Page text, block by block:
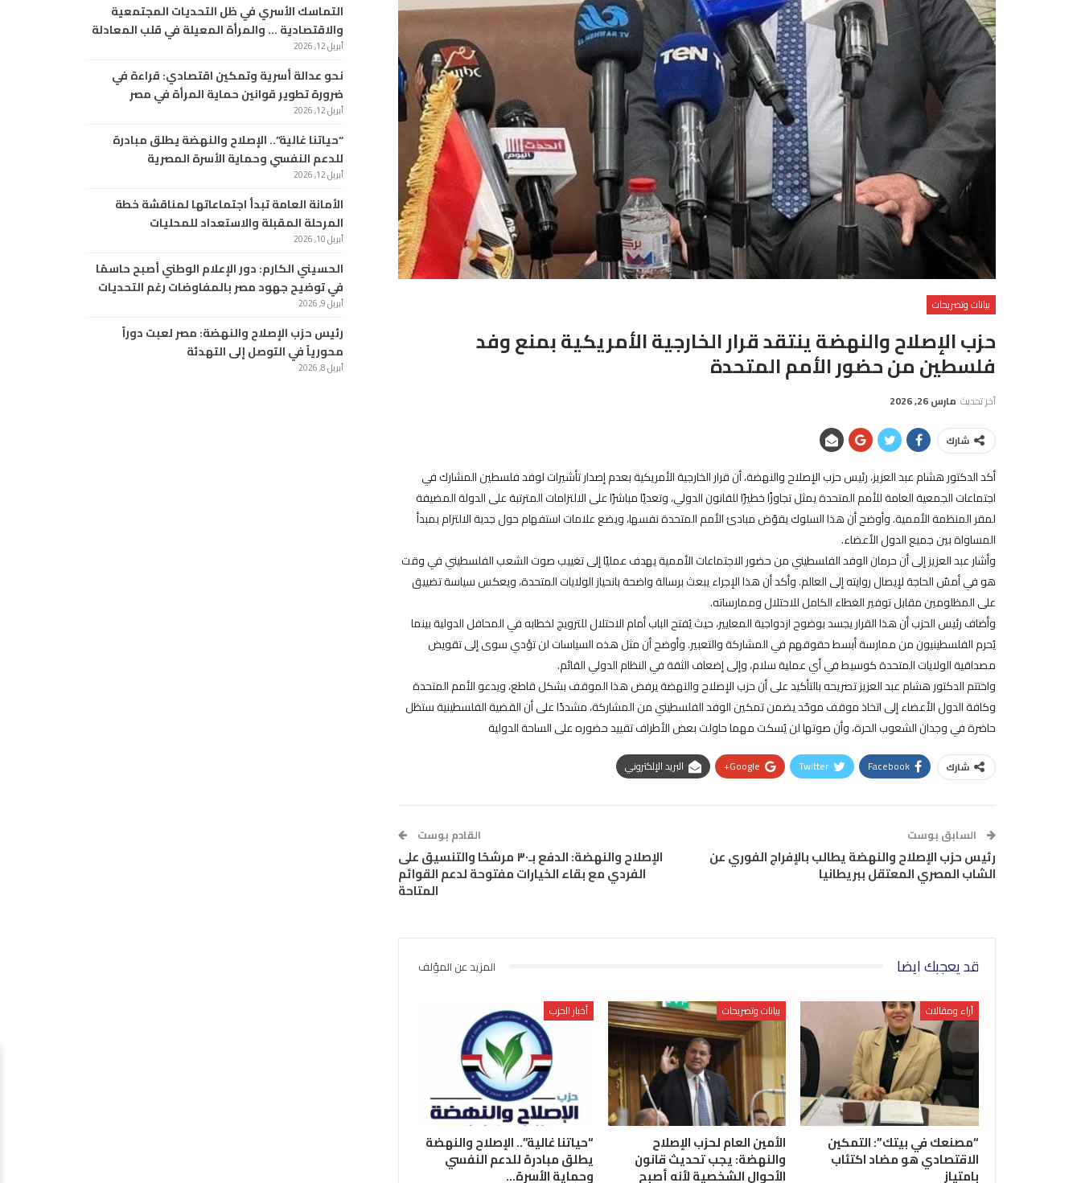
بيانات وتصريحات
حزب الإصلاح والنهضة ينتقد قرار الخارجية الأمريكية بمنع وفد
فلسطين من حضور الأمم المتحدة
آخر تحديث مارس 26, 2026
شارك
أكد الدكتور هشام عبد العزيز، رئيس حزب الإصلاح والنهضة، أن قرار الخارجية الأمريكية بعدم إصدار تأشيرات لوفد فلسطين المشارك في
اجتماعات الجمعية العامة للأمم المتحدة يمثل تجاوزًا خطيرًا للقانون الدولي، وتعديًا مباشرًا على الالتزامات المترتبة على الدولة المضيفة
لمقر المنظمة الأممية. وأوضح أن هذا السلوك يقوّض مبادئ الأمم المتحدة نفسها، ويضع علامات استفهام حول جدية الالتزام بمبدأ
المساواة بين جميع الدول الأعضاء.
وأشار عبد العزيز إلى أن حرمان الوفد الفلسطيني من حضور الاجتماعات الأممية يهدف عمليًا إلى تغييب صوت الشعب الفلسطيني في وقت
هو في أمسّ الحاجة لإيصال روايته إلى العالم. وأكد أن هذا الإجراء يبعث برسالة واضحة بانحياز الولايات المتحدة، ويعكس سياسة تضييق
على المظلومين مقابل توفير الغطاء الكامل للاحتلال وممارساته.
وأضاف رئيس الحزب أن هذا القرار يجسد بوضوح ازدواجية المعايير، حيث يُفتح الباب أمام الاحتلال للترويج لخطابه في المحافل الدولية بينما
يُحرم الفلسطينيون من ممارسة أبسط حقوقهم في المشاركة والتعبير. وأوضح أن مثل هذه السياسات لن تؤدي سوى إلى تقويض
مصداقية الولايات المتحدة كوسيط في أي عملية سلام، وإلى إضعاف الثقة في النظام الدولي القائم.
واختتم الدكتور هشام عبد العزيز تصريحه بالتأكيد على أن حزب الإصلاح والنهضة يرفض هذا الموقف بشكل قاطع، ويدعو الأمم المتحدة
وكافة الدول الأعضاء إلى اتخاذ موقف موحّد يضمن تمكين الوفد الفلسطيني من المشاركة، مشددًا على أن القضية الفلسطينية ستظل
حاضرة في وجدان الشعوب الحرة، وأن صوتها لن يُسكت مهما حاولت بعض الأطراف تقييد حضوره على الساحة الدولية
شارك Facebook
Twitter
Google+ البريد الإلكتروني
السابق بوست
رئيس حزب الإصلاح والنهضة يطالب بالإفراج الفوري عن
الشاب المصري المعتقل ببريطانيا
القادم بوست
الإصلاح والنهضة: الدفع بـ٣٠ مرشحًا والتنسيق على
الفردي مع بقاء الخيارات مفتوحة لدعم القوائم
المتاحة
قد يعجبك ايضا المزيد عن المؤلف
آراء ومقالات
“مصنعك في بيتك”: التمكين
الاقتصادي هو مضاد اكتئاب
بامتياز
بيانات وتصريحات
الأمين العام لحزب الإصلاح
والنهضة: يجب تحديث قانون
الأحوال الشخصية لأنه أصبح
أخبار الحزب
“حياتنا غالية”.. الإصلاح والنهضة
يطلق مبادرة للدعم النفسي
وحماية الأسرة…
التماسك الأسري في ظل التحديات المجتمعية
والاقتصادية … والمرأة المعيلة في قلب المعادلة
أبريل 12, 2026
نحو عدالة أسرية وتمكين اقتصادي: قراءة في
ضرورة تطوير قوانين حماية المرأة في مصر
أبريل 12, 2026
“حياتنا غالية”.. الإصلاح والنهضة يطلق مبادرة
للدعم النفسي وحماية الأسرة المصرية
أبريل 12, 2026
الأمانة العامة تبدأ اجتماعاتها لمناقشة خطة
المرحلة المقبلة والاستعداد للمحليات
أبريل 10, 2026
الحسيني الكارم: دور الإعلام الوطني أصبح حاسمًا
في توضيح جهود مصر بالمفاوضات رغم التحديات
أبريل 9, 2026
رئيس حزب الإصلاح والنهضة: مصر لعبت دوراً
محورياً في التوصل إلى التهدئة
أبريل 8, 2026